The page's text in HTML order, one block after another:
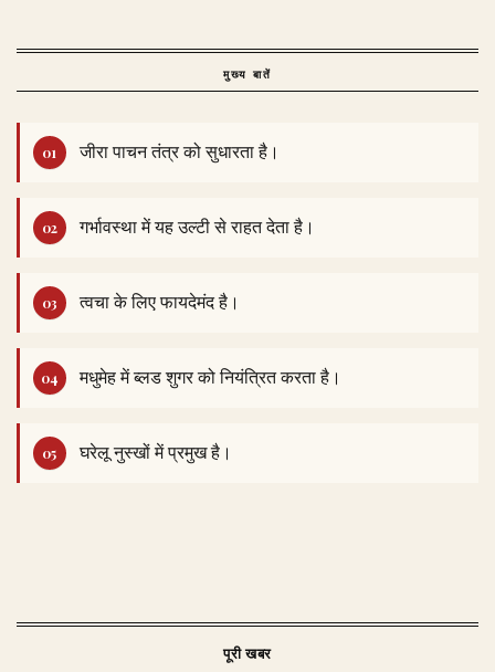
मुख्य बातें
जीरा पाचन तंत्र को सुधारता है।
गर्भावस्था में यह उल्टी से राहत देता है।
त्वचा के लिए फायदेमंद है।
मधुमेह में ब्लड शुगर को नियंत्रित करता है।
घरेलू नुस्खों में प्रमुख है।